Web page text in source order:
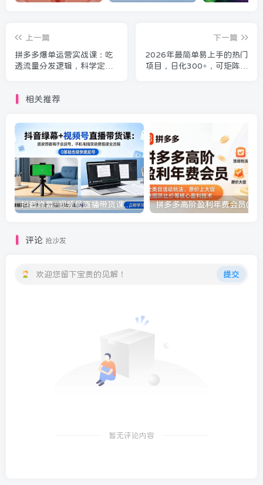
上一篇
拼多多爆单运营实战课：吃
透流量分发逻辑，科学定价
下一篇
2026年最简单易上手的热门
项目，日化300+，可矩阵操
相关推荐
抖音绿幕+视频号直播带货课：居家照着稿子念起号，手机电脑双场景搭建全流程
评论 抢沙发
欢迎您留下宝贵的见解！ 提交
暂无评论内容